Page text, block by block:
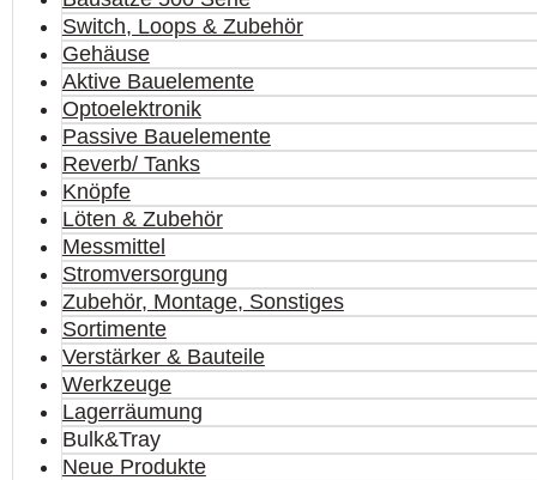
Switch, Loops & Zubehör
Gehäuse
Aktive Bauelemente
Optoelektronik
Passive Bauelemente
Reverb/ Tanks
Knöpfe
Löten & Zubehör
Messmittel
Stromversorgung
Zubehör, Montage, Sonstiges
Sortimente
Verstärker & Bauteile
Werkzeuge
Lagerräumung
Bulk&Tray
Neue Produkte